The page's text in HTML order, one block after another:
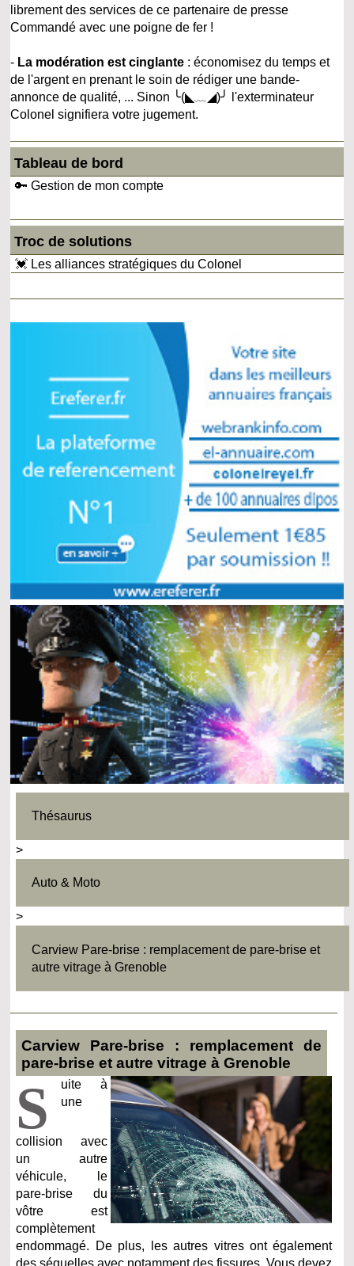
librement des services de ce partenaire de presse
Commandé avec une poigne de fer !
- La modération est cinglante : économisez du temps et
de l'argent en prenant le soin de rédiger une bande-
annonce de qualité, ... Sinon ╰(◣﹏◢)╯ l'exterminateur
Colonel signifiera votre jugement.
Tableau de bord
🔑 Gestion de mon compte
Troc de solutions
💓 Les alliances stratégiques du Colonel
Thésaurus
>
Auto & Moto
>
Carview Pare-brise : remplacement de pare-brise et
autre vitrage à Grenoble
Carview Pare-brise : remplacement de
pare-brise et autre vitrage à Grenoble
S
uite à
une
collision avec
un autre
véhicule, le
pare-brise du
vôtre est
complètement
endommagé. De plus, les autres vitres ont également
des séquelles avec notamment des fissures. Vous devez